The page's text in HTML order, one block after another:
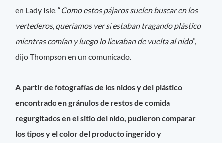
en Lady Isle. “Como estos pájaros suelen buscar en los
vertederos, queríamos ver si estaban tragando plástico
mientras comían y luego lo llevaban de vuelta al nido”,
dijo Thompson en un comunicado.
A partir de fotografías de los nidos y del plástico
encontrado en gránulos de restos de comida
regurgitados en el sitio del nido, pudieron comparar
los tipos y el color del producto ingerido y